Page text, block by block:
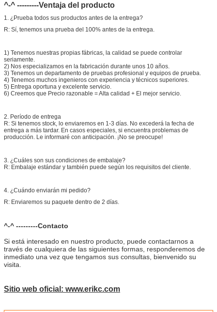
denso)
limpiador ultrasónico (limpiar la suciedad del inyector)
BOS/Para denso/Para For Delp/ Para ct piezo)
^-^ ---------Ventaja del producto
1. ¿Prueba todos sus productos antes de la entrega?
R: Sí, tenemos una prueba del 100% antes de la entrega.
1) Tenemos nuestras propias fábricas, la calidad se puede controlar
seriamente.
2) Nos especializamos en la fabricación durante unos 10 años.
3) Tenemos un departamento de pruebas profesional y equipos de prueba.
4) Tenemos muchos ingenieros con experiencia y técnicos superiores.
5) Entrega oportuna y excelente servicio.
6) Creemos que Precio razonable = Alta calidad + El mejor servicio.
2. Período de entrega
R: Si tenemos stock, lo enviaremos en 1-3 días. No excederá la fecha de
entrega a más tardar. En casos especiales, si encuentra problemas de
producción. Le informaré con anticipación. ¡No se preocupe!
3. ¿Cuáles son sus condiciones de embalaje?
R: Embalaje estándar y también puede según los requisitos del cliente.
4. ¿Cuándo enviarán mi pedido?
R: Enviaremos su paquete dentro de 2 días.
^-^ ---------Contacto
Si está interesado en nuestro producto, puede contactarnos a
través de cualquiera de las siguientes formas, responderemos de
inmediato una vez que tengamos sus consultas, bienvenido su
visita.
Sitio web oficial: www.erikc.com